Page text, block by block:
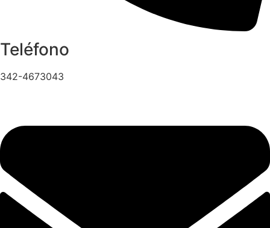
Teléfono
342-4673043